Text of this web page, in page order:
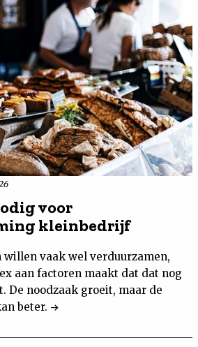
voor
kleinbedrijf
vaak wel verduurzamen,
aan factoren maakt dat dat nog
De noodzaak groeit, maar de
beter.